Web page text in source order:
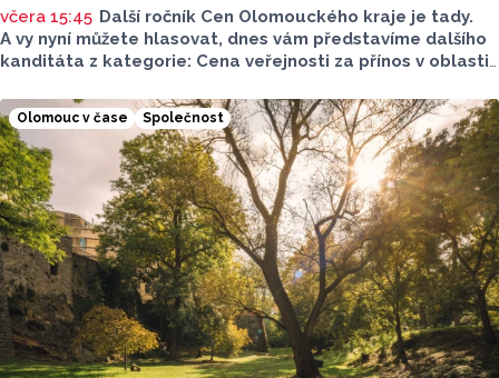
včera 15:45 Další ročník Cen Olomouckého kraje je tady.
A vy nyní můžete hlasovat, dnes vám představíme dalšího
kanditáta z kategorie: Cena veřejnosti za přínos v oblasti
v kategorii: Významný počin v ochraně životního prostředí -
právnická osoba.
Olomouc v čase Společnost